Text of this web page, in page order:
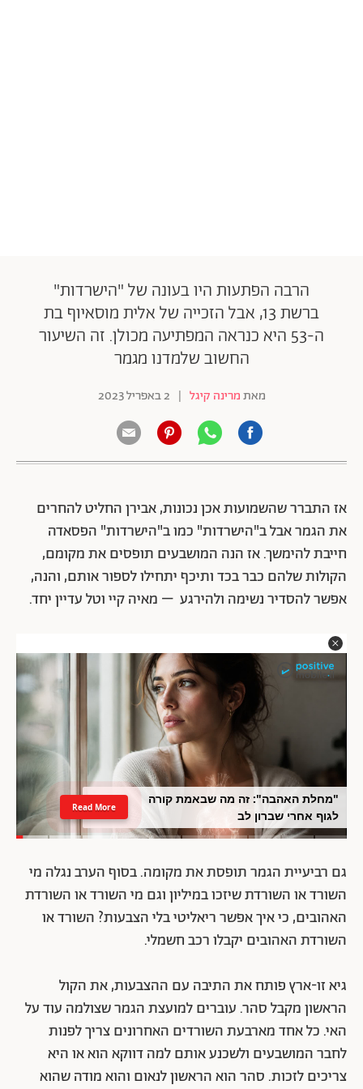
הרבה הפתעות היו בעונה של "הישרדות"
ברשת 13, אבל הזכייה של אלית מוסאיוף בת
ה-53 היא כנראה המפתיעה מכולן. זה השיעור
החשוב שלמדנו מגמר
מאתמרינה קיגל | 2 באפריל 2023
אז התברר שהשמועות אכן נכונות, אבירן החליט להחרים
את הגמר אבל ב"הישרדות" כמו ב"הישרדות" הפסאדה
חייבת להימשך. אז הנה המושבעים תופסים את מקומם,
הקולות שלהם כבר בכד ותיכף יתחילו לספור אותם, והנה,
אפשר להסדיר נשימה ולהירגע – מאיה קיי וטל עדיין יחד.
"מחלת האהבה": זה מה שבאמת קורה
לגוף אחרי שברון לב
Read More
גם רביעיית הגמר תופסת את מקומה. בסוף הערב נגלה מי
השורד או השורדת שיזכו במיליון וגם מי השורד או השורדת
האהובים, כי איך אפשר ריאליטי בלי הצבעות? השורד או
השורדת האהובים יקבלו רכב חשמלי.
גיא זו-ארץ פותח את התיבה עם ההצבעות, את הקול
הראשון מקבל סהר. עוברים למועצת הגמר שצולמה עוד על
האי. כל אחד מארבעת השורדים האחרונים צריך לפנות
לחבר המושבעים ולשכנע אותם למה דווקא הוא או היא
צריכים לזכות. סהר הוא הראשון לנאום והוא מודה שהוא